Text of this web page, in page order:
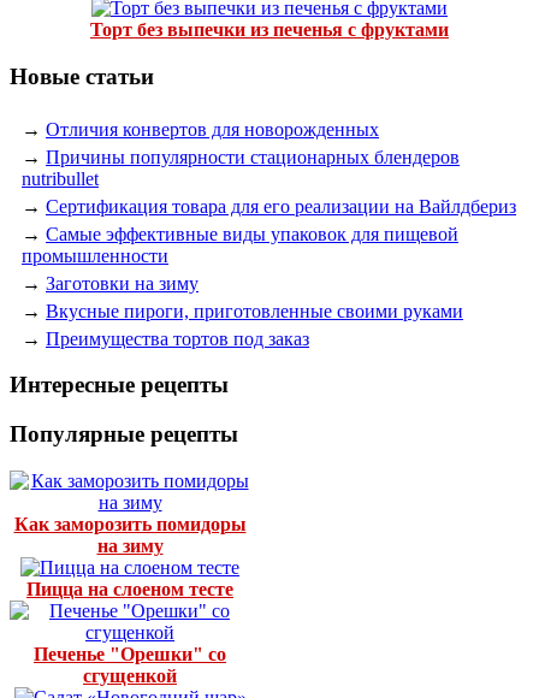
Торт без выпечки из печенья с фруктами
Новые статьи
→ Отличия конвертов для новорожденных
→ Причины популярности стационарных блендеров
nutribullet
→ Сертификация товара для его реализации на Вайлдбериз
→ Самые эффективные виды упаковок для пищевой
промышленности
→ Заготовки на зиму
→ Вкусные пироги, приготовленные своими руками
→ Преимущества тортов под заказ
Интересные рецепты
Популярные рецепты
Как заморозить помидоры
на зиму
Пицца на слоеном тесте
Печенье "Орешки" со
сгущенкой